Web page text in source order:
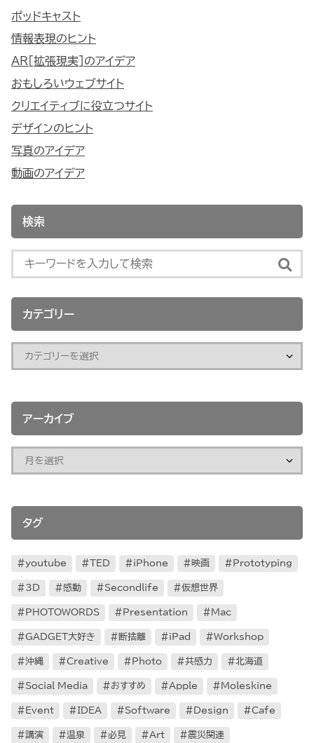
ポッドキャスト
情報表現のヒント
AR[拡張現実]のアイデア
おもしろいウェブサイト
クリエイティブに役立つサイト
デザインのヒント
写真のアイデア
動画のアイデア
検索
カテゴリー
アーカイブ
タグ
youtube TED iPhone 映画 Prototyping
3D 感動 Secondlife 仮想世界
PHOTOWORDS Presentation Mac
GADGET大好き 断捨離 iPad Workshop
沖縄 Creative Photo 共感力 北海道
Social Media おすすめ Apple Moleskine
Event IDEA Software Design Cafe
講演 温泉 必見 Art 震災関連